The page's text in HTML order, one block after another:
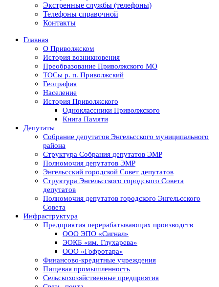
Экстренные службы (телефоны)
Телефоны справочной
Контакты
Главная
О Приволжском
История возникновения
Преобразование Приволжского МО
ТОСы р. п. Приволжский
География
Население
История Приволжского
Одноклассники Приволжского
Книга Памяти
Депутаты
Собрание депутатов Энгельсского муниципального
района
Структура Собрания депутатов ЭМР
Полномочия депутатов ЭМР
Энгельсский городской Совет депутатов
Структура Энгельсского городского Совета
депутатов
Полномочия депутатов городского Энгельсского
Совета
Инфраструктура
Предприятия перерабатывающих производств
ООО ЭПО «Сигнал»
ЭОКБ «им. Глухарева»
ООО «Гофротара»
Финансово-кредитные учреждения
Пищевая промышленность
Сельскохозяйственные предприятия